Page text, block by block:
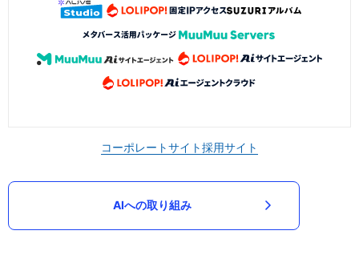
コーポレートサイト採用サイト
AIへの取り組み